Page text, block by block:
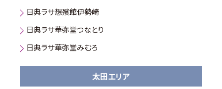
日典ラサ想殯館伊勢崎
日典ラサ華弥堂つなとり
日典ラサ華弥堂みむろ
太田エリア